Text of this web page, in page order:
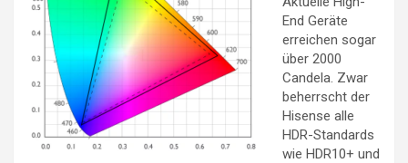
End Geräte
erreichen sogar
über 2000
Candela. Zwar
beherrscht der
Hisense alle
HDR-Standards
wie HDR10+ und